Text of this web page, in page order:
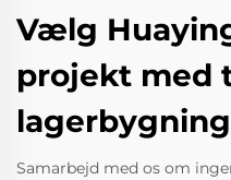
Vælg
projekt med
lagerbygning
Samarbejd med os om